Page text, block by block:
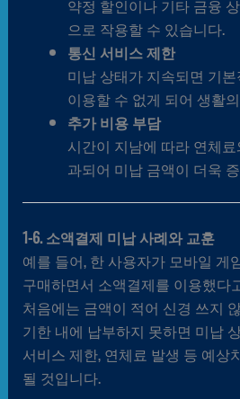
약정 할인이나 기타 금융
으로 작용할 수 있습니다.
통신 서비스 제한
미납 상태가 지속되면 기
이용할 수 없게 되어 생활
추가 비용 부담
시간이 지남에 따라 연체
과되어 미납 금액이 더욱
1-6. 소액결제 미납 사례와 교훈
예를 들어, 한 사용자가 모바일 게
구매하면서 소액결제를 이용했다
처음에는 금액이 적어 신경 쓰지
기한 내에 납부하지 못하면 미납
서비스 제한, 연체료 발생 등 예상
될 것입니다.